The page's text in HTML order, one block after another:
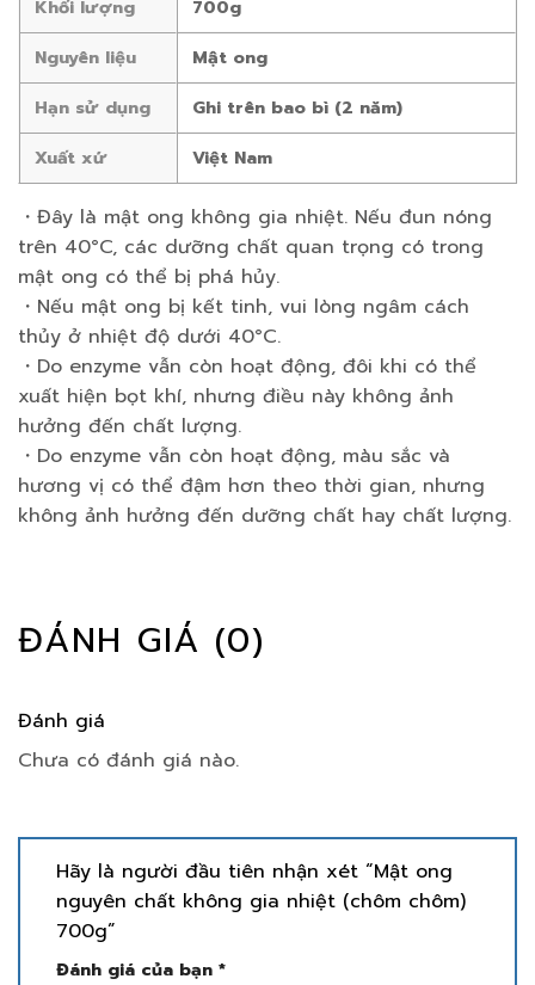
Khối lượng
700g
Nguyên liệu
Mật ong
Hạn sử dụng
Ghi trên bao bì (2 năm)
Xuất xứ
Việt Nam
・Đây là mật ong không gia nhiệt. Nếu đun nóng
trên 40°C, các dưỡng chất quan trọng có trong
mật ong có thể bị phá hủy.
・Nếu mật ong bị kết tinh, vui lòng ngâm cách
thủy ở nhiệt độ dưới 40°C.
・Do enzyme vẫn còn hoạt động, đôi khi có thể
xuất hiện bọt khí, nhưng điều này không ảnh
hưởng đến chất lượng.
・Do enzyme vẫn còn hoạt động, màu sắc và
hương vị có thể đậm hơn theo thời gian, nhưng
không ảnh hưởng đến dưỡng chất hay chất lượng.
ĐÁNH GIÁ (0)
Đánh giá
Chưa có đánh giá nào.
Hãy là người đầu tiên nhận xét “Mật ong
nguyên chất không gia nhiệt (chôm chôm)
700g”
Đánh giá của bạn *